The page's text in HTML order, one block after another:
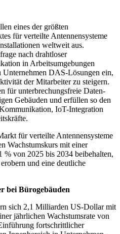
eines der größten
für verteilte Antennensysteme
weltweit aus.
nach drahtloser
in Arbeitsumgebungen
Unternehmen DAS-Lösungen ein,
der Mitarbeiter zu steigern.
für unterbrechungsfreie Daten-
Gebäuden und erfüllen so den
IoT-Integration
für verteilte Antennensysteme
Wachstumskurs mit einer
% von 2025 bis 2034 beibehalten,
und eine deutliche
bei Bürogebäuden
sich 2,1 Milliarden US-Dollar mit
jährlichen Wachstumsrate von
fortschrittlicher